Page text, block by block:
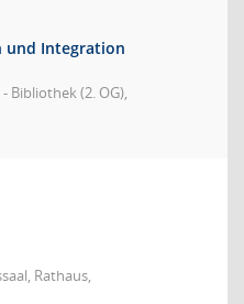
und Integration
Bibliothek (2. OG),
Rathaus,